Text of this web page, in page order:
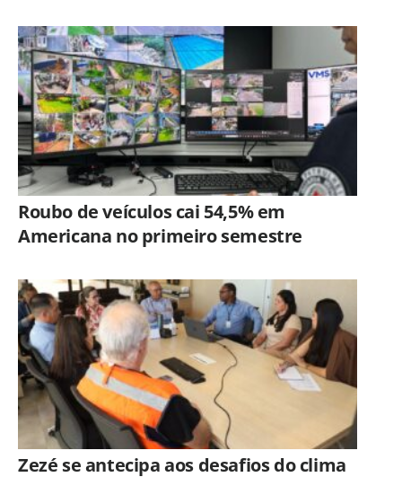
Piracicaba
Roubo de veículos cai 54,5% em
Americana no primeiro semestre
Zezé se antecipa aos desafios do clima